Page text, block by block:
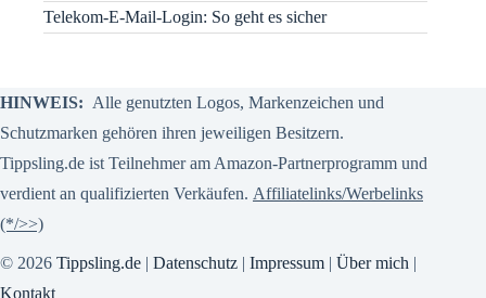
Telekom-E-Mail-Login: So geht es sicher
HINWEIS: Alle genutzten Logos, Markenzeichen und
Schutzmarken gehören ihren jeweiligen Besitzern.
Tippsling.de ist Teilnehmer am Amazon-Partnerprogramm und
verdient an qualifizierten Verkäufen. Affiliatelinks/Werbelinks
(*/>>)
© 2026 Tippsling.de | Datenschutz | Impressum | Über mich |
Kontakt